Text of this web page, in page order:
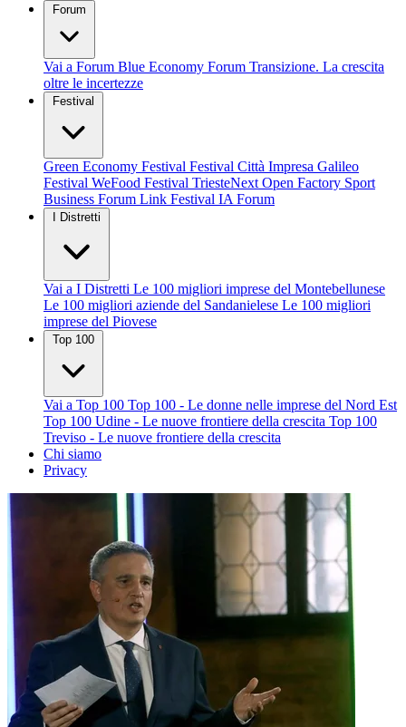
Forum
Vai a Forum Blue Economy Forum Transizione. La crescita
oltre le incertezze
Festival
Green Economy Festival Festival Città Impresa Galileo
Festival WeFood Festival TriesteNext Open Factory Sport
Business Forum Link Festival IA Forum
I Distretti
Vai a I Distretti Le 100 migliori imprese del Montebellunese
Le 100 migliori aziende del Sandanielese Le 100 migliori
imprese del Piovese
Top 100
Vai a Top 100 Top 100 - Le donne nelle imprese del Nord Est
Top 100 Udine - Le nuove frontiere della crescita Top 100
Treviso - Le nuove frontiere della crescita
Chi siamo
Privacy